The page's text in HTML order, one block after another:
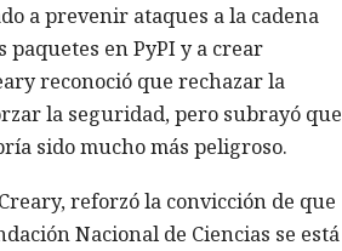
a prevenir ataques a la cadena
en PyPI y a crear
reconoció que rechazar la
la seguridad, pero subrayó que
sido mucho más peligroso.
reforzó la convicción de que
Nacional de Ciencias se está